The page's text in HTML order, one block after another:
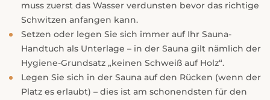
muss zuerst das Wasser verdunsten bevor das richtige
Schwitzen anfangen kann.
Setzen oder legen Sie sich immer auf Ihr Sauna-
Handtuch als Unterlage – in der Sauna gilt nämlich der
Hygiene-Grundsatz „keinen Schweiß auf Holz“.
Legen Sie sich in der Sauna auf den Rücken (wenn der
Platz es erlaubt) – dies ist am schonendsten für den